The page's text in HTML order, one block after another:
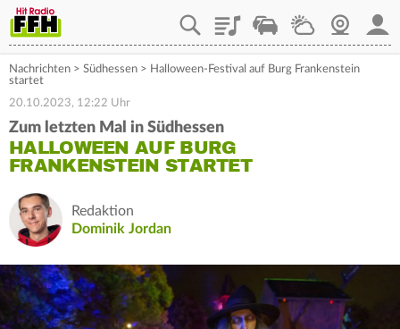
PlaylistStaupilotWetterWebcam
Nachrichten > Südhessen > Halloween-Festival auf Burg Frankenstein
startet
20.10.2023, 12:22 Uhr
Zum letzten Mal in Südhessen
HALLOWEEN AUF BURG
FRANKENSTEIN STARTET
Redaktion
Dominik Jordan